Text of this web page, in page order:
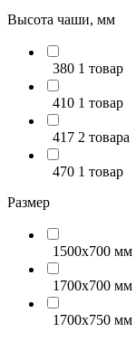
Высота чаши, мм
380 1 товар
410 1 товар
417 2 товара
470 1 товар
Размер
1500x700 мм
1700x700 мм
1700x750 мм